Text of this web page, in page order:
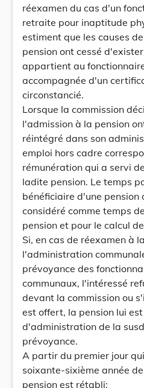
réexamen du cas d'un
retraite pour inaptitude
estiment que les causes
pension ont cessé
appartient au
accompagnée d'un
circonstancié.
Lorsque la commission
l'admission à la pension
réintégré dans son
emploi hors cadre
rémunération qui a servi
ladite pension. Le temps
bénéficiaire d'une
considéré comme temps
pension et pour le calcul
Si, en cas de réexamen à
l'administration
prévoyance des
communaux, l'intéressé
devant la commission ou
est offert, la pension lui
d'administration de la
prévoyance.
A partir du premier jour
soixante-sixième année
pension est rétabli;